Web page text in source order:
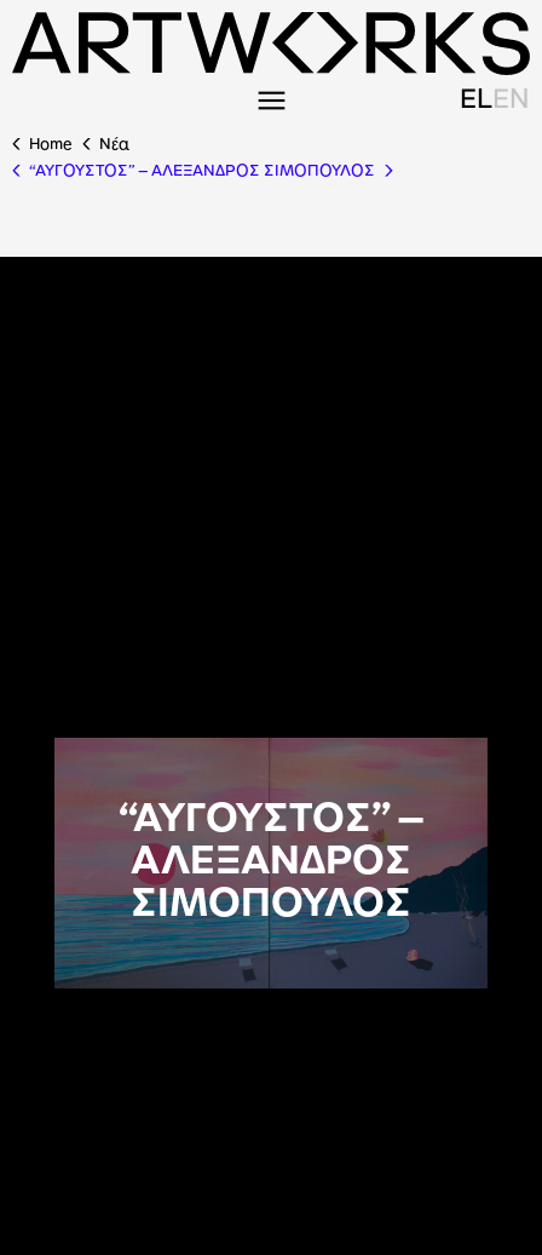
ELEN
Home
Nέα
“ΑΥΓΟΥΣΤΟΣ” – ΑΛΕΞΑΝΔΡΟΣ ΣΙΜΟΠΟΥΛΟΣ
“ΑΥΓΟΥΣΤΟΣ” –
ΑΛΕΞΑΝΔΡΟΣ
ΣΙΜΟΠΟΥΛΟΣ